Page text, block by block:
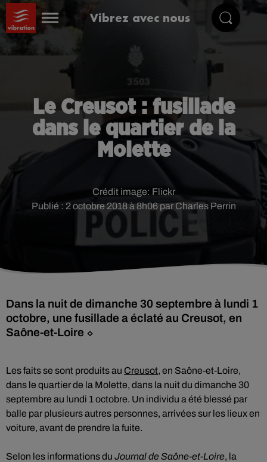
Vibrez avec nous
Le Creusot : fusillade
dans le quartier de la
Molette
Publié : 2 octobre 2018 à 8h06 par Charles Perrin
Crédit image: Flickr
Dans la nuit de dimanche 30 septembre à lundi 1
octobre, une fusillade a éclaté au Creusot, en
Saône-et-Loire ⬦
Les faits se sont produits au Creusot, en Saône-et-Loire,
dans le quartier de la Molette, dans la nuit du dimanche 30
septembre au lundi 1 octobre. Un individu a été blessé par
balle par plusieurs autres personnes, arrivées sur les lieux en
voiture, avant de prendre la fuite.
Selon les informations du Journal de Saône-et-Loire, la